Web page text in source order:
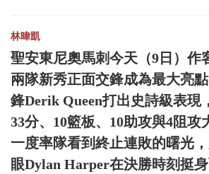
林暐凱
聖安東尼奧馬刺今天（9日）作
兩隊新秀正面交鋒成為最大亮
鋒Derik Queen打出史詩級表現
33分、10籃板、10助攻與4阻攻
一度率隊看到終止連敗的曙光
眼Dylan Harper在決勝時刻挺